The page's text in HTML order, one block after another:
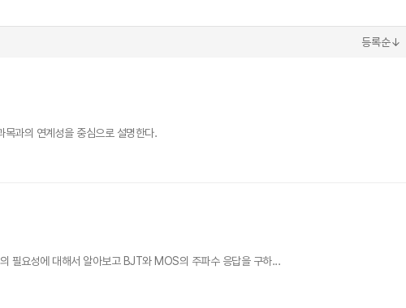
등록순↓
과의 연계성을 중심으로 설명한다.
필요성에 대해서 알아보고 BJT와 MOS의 주파수 응답을 구하...